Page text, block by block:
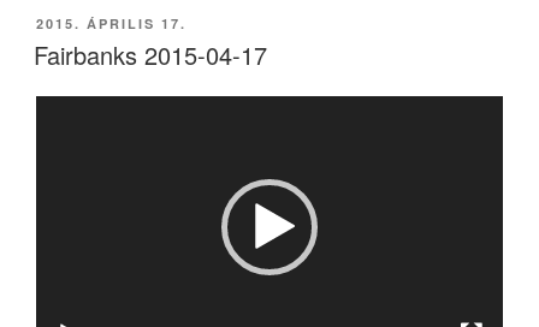
BEKÜLDVE:
2015. ÁPRILIS 17.
Fairbanks 2015-04-17